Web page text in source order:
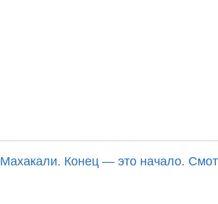
Махакали. Конец — это начало.